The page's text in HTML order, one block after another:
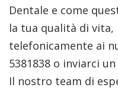
Dentale e come
la tua qualità di
telefonicamente ai
5381838 o inviarci
Il nostro team di